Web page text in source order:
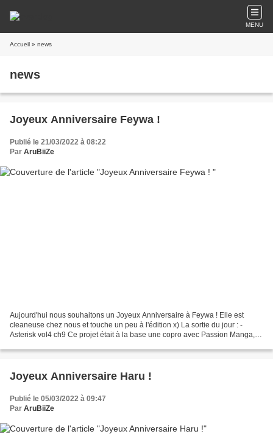
MENU
Accueil » news
news
Joyeux Anniversaire Feywa !
Publié le 21/03/2022 à 08:22
Par AruBiiZe
Aujourd'hui nous souhaitons un Joyeux Anniversaire à Feywa ! Elle est
cleaneuse chez nous et touche un peu à l'édition x) La sortie du jour : -
Asterisk vol4 ch9 Ce projet était à la base une copro avec Passion Manga,
Joyeux Anniversaire Haru !
Publié le 05/03/2022 à 09:47
Par AruBiiZe